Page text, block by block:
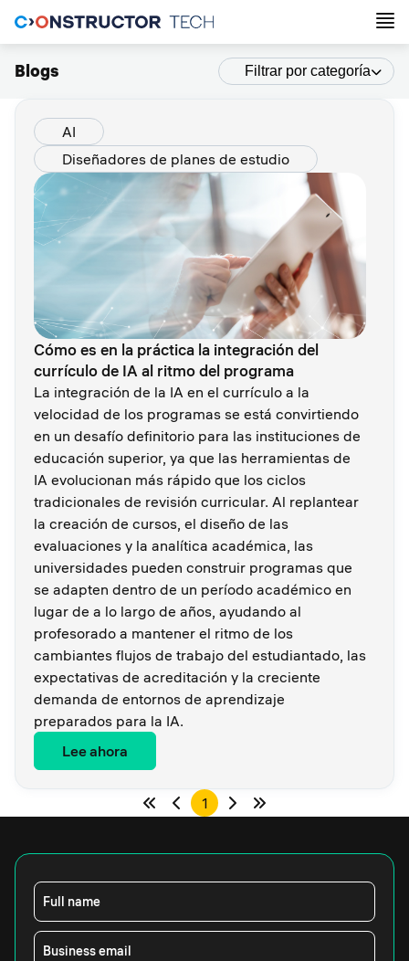
Blogs Filtrar por categoría
AI
Diseñadores de planes de estudio
Cómo es en la práctica la integración del
currículo de IA al ritmo del programa
La integración de la IA en el currículo a la
velocidad de los programas se está convirtiendo
en un desafío definitorio para las instituciones de
educación superior, ya que las herramientas de
IA evolucionan más rápido que los ciclos
tradicionales de revisión curricular. Al replantear
la creación de cursos, el diseño de las
evaluaciones y la analítica académica, las
universidades pueden construir programas que
se adapten dentro de un período académico en
lugar de a lo largo de años, ayudando al
profesorado a mantener el ritmo de los
cambiantes flujos de trabajo del estudiantado, las
expectativas de acreditación y la creciente
demanda de entornos de aprendizaje
preparados para la IA.
Lee ahora
1
Full name
Business email